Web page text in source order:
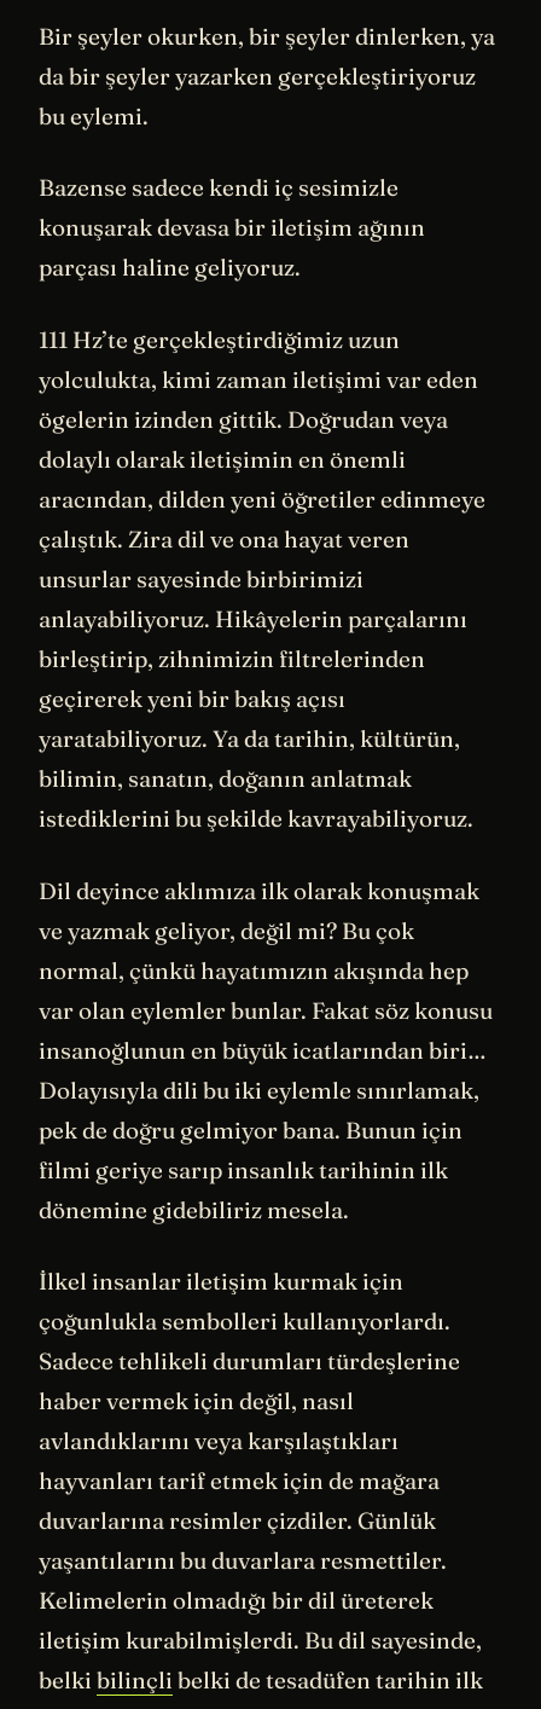
Bir şeyler okurken, bir şeyler dinlerken, ya
da bir şeyler yazarken gerçekleştiriyoruz
bu eylemi.
Bazense sadece kendi iç sesimizle
konuşarak devasa bir iletişim ağının
parçası haline geliyoruz.
111 Hz’te gerçekleştirdiğimiz uzun
yolculukta, kimi zaman iletişimi var eden
ögelerin izinden gittik. Doğrudan veya
dolaylı olarak iletişimin en önemli
aracından, dilden yeni öğretiler edinmeye
çalıştık. Zira dil ve ona hayat veren
unsurlar sayesinde birbirimizi
anlayabiliyoruz. Hikâyelerin parçalarını
birleştirip, zihnimizin filtrelerinden
geçirerek yeni bir bakış açısı
yaratabiliyoruz. Ya da tarihin, kültürün,
bilimin, sanatın, doğanın anlatmak
istediklerini bu şekilde kavrayabiliyoruz.
Dil deyince aklımıza ilk olarak konuşmak
ve yazmak geliyor, değil mi? Bu çok
normal, çünkü hayatımızın akışında hep
var olan eylemler bunlar. Fakat söz konusu
insanoğlunun en büyük icatlarından biri…
Dolayısıyla dili bu iki eylemle sınırlamak,
pek de doğru gelmiyor bana. Bunun için
filmi geriye sarıp insanlık tarihinin ilk
dönemine gidebiliriz mesela.
İlkel insanlar iletişim kurmak için
çoğunlukla sembolleri kullanıyorlardı.
Sadece tehlikeli durumları türdeşlerine
haber vermek için değil, nasıl
avlandıklarını veya karşılaştıkları
hayvanları tarif etmek için de mağara
duvarlarına resimler çizdiler. Günlük
yaşantılarını bu duvarlara resmettiler.
Kelimelerin olmadığı bir dil üreterek
iletişim kurabilmişlerdi. Bu dil sayesinde,
belki bilinçli belki de tesadüfen tarihin ilk